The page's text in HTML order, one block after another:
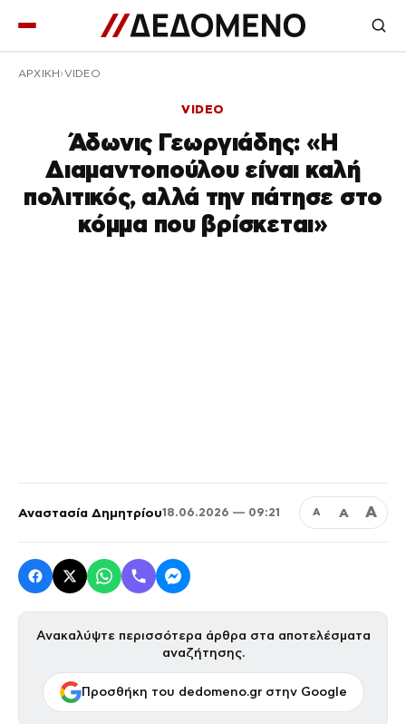
ΑΡΧΙΚΉ VIDEO
VIDEO
Άδωνις Γεωργιάδης: «Η
Διαμαντοπούλου είναι καλή
πολιτικός, αλλά την πάτησε στο
κόμμα που βρίσκεται»
Αναστασία Δημητρίου18.06.2026 — 09:21 Α Α Α
Ανακαλύψτε περισσότερα άρθρα στα αποτελέσματα
αναζήτησης.
Προσθήκη του dedomeno.gr στην Google